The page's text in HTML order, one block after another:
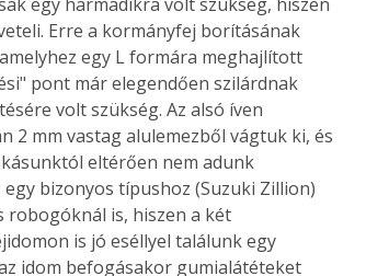
Erre a kormányfej borításának
egy L formára meghajlított
pont már elegendően szilárdnak
volt szükség. Az alsó íven
mm vastag alulemezből vágtuk ki, és
eltérően nem adunk
bizonyos típushoz (Suzuki Zillion)
robogóknál is, hiszen a két
is jó eséllyel találunk egy
idom befogásakor gumialátéteket